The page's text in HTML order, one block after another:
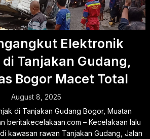
Elektronik
Tanjakan Gudang,
Bogor Macet Total
August 8, 2025
di Tanjakan Gudang Bogor, Muatan
beritakecelakaan.com – Kecelakaan lalu
kawasan rawan Tanjakan Gudang, Jalan